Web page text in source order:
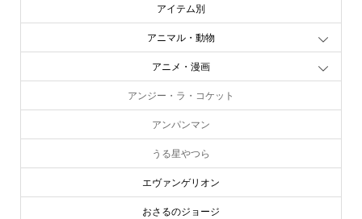
アイテム別
アニマル・動物
アニメ・漫画
アンジー・ラ・コケット
アンパンマン
うる星やつら
エヴァンゲリオン
おさるのジョージ